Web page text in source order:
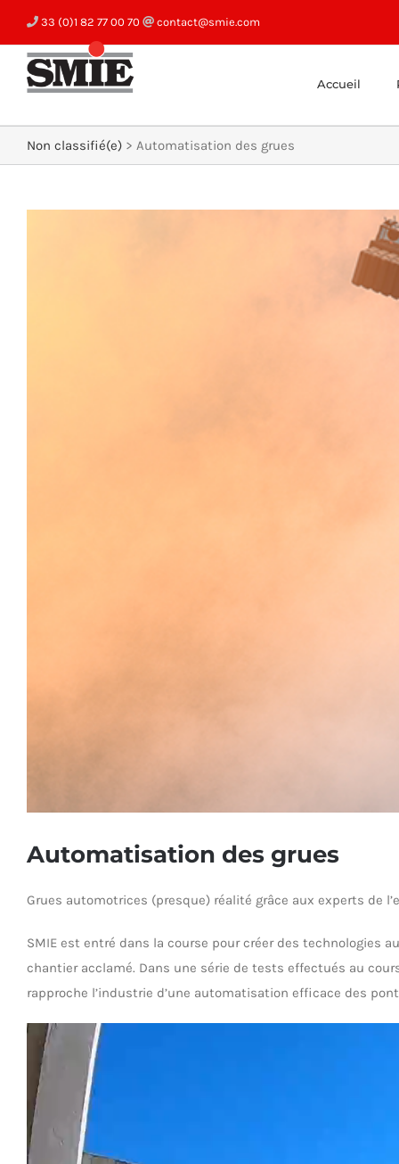
content
33 (0)1 82 77 00 70 contact@smie.com
Accueil
Non classifié(e) > Automatisation des grues
Automatisation des grues
Grues automotrices (presque) réalité grâce aux experts de
SMIE est entré dans la course pour créer des technologies
chantier acclamé. Dans une série de tests effectués au
rapproche l’industrie d’une automatisation efficace des
Lecteur
vidéo